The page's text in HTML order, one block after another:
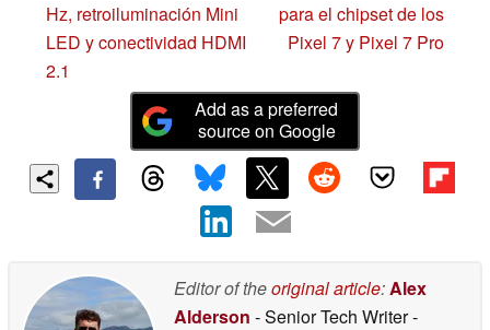
Hz, retroiluminación Mini
LED y conectividad HDMI
2.1
para el chipset de los
Pixel 7 y Pixel 7 Pro
Add as a preferred
source on Google
Editor of theoriginal article:Alex
Alderson - Senior Tech Writer-